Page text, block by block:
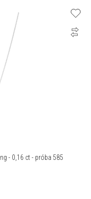
- 0,16 ct - próba 585